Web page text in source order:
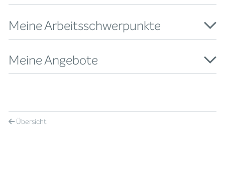
Meine Arbeitsschwerpunkte
Meine Angebote
Übersicht